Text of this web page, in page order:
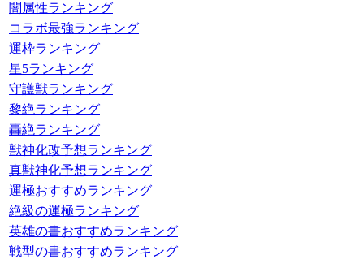
闇属性ランキング
コラボ最強ランキング
運枠ランキング
星5ランキング
守護獣ランキング
黎絶ランキング
轟絶ランキング
獣神化改予想ランキング
真獣神化予想ランキング
運極おすすめランキング
絶級の運極ランキング
英雄の書おすすめランキング
戦型の書おすすめランキング